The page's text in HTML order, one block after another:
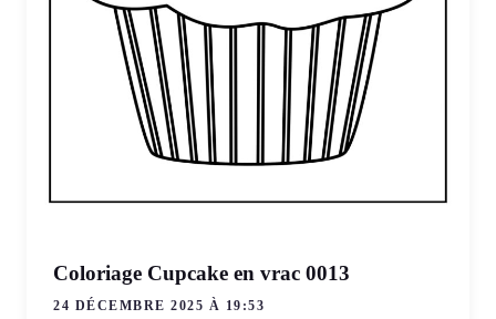
Coloriage Cupcake en vrac 0013
24 DÉCEMBRE 2025 À 19:53